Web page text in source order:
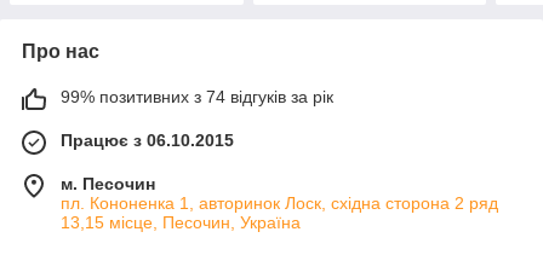
Про нас
99% позитивних з 74 відгуків за рік
Працює з 06.10.2015
м. Песочин
пл. Кононенка 1, авторинок Лоск, східна сторона 2 ряд
13,15 місце, Песочин, Україна